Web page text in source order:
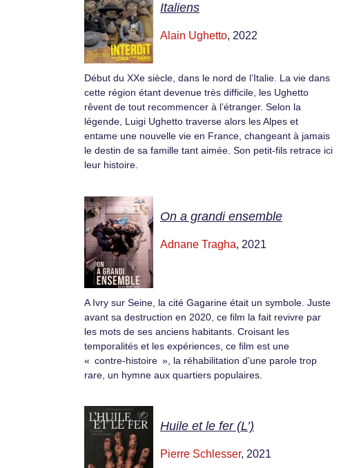
Italiens
Alain Ughetto, 2022
Début du XXe siècle, dans le nord de l’Italie. La vie dans
cette région étant devenue très difficile, les Ughetto
rêvent de tout recommencer à l’étranger. Selon la
légende, Luigi Ughetto traverse alors les Alpes et
entame une nouvelle vie en France, changeant à jamais
le destin de sa famille tant aimée. Son petit-fils retrace ici
leur histoire.
On a grandi ensemble
Adnane Tragha, 2021
A Ivry sur Seine, la cité Gagarine était un symbole. Juste
avant sa destruction en 2020, ce film la fait revivre par
les mots de ses anciens habitants. Croisant les
temporalités et les expériences, ce film est une
« contre-histoire », la réhabilitation d’une parole trop
rare, un hymne aux quartiers populaires.
Huile et le fer (L’)
Pierre Schlesser, 2021